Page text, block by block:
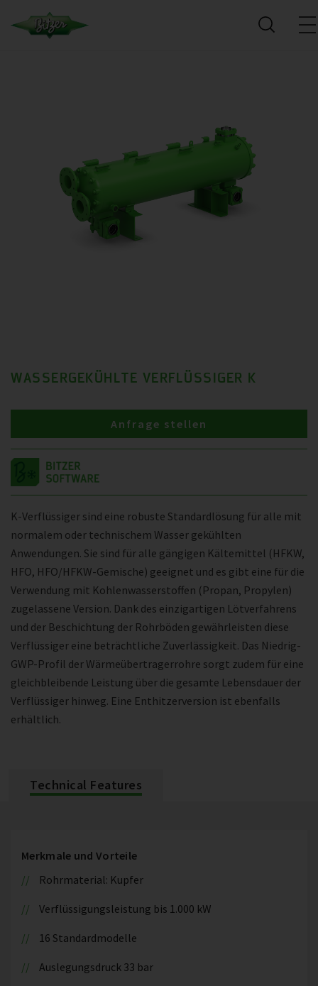
WASSERGEKÜHLTE VERFLÜSSIGER K
K-Verflüssiger sind eine robuste Standardlösung für alle mit
normalem oder technischem Wasser gekühlten
Anwendungen. Sie sind für alle gängigen Kältemittel (HFKW,
HFO, HFO/HFKW-Gemische) geeignet und es gibt eine für die
Verwendung mit Kohlenwasserstoffen (Propan, Propylen)
zugelassene Version. Dank des einzigartigen Lötverfahrens
und der Beschichtung der Rohrböden gewährleisten diese
Verflüssiger eine beträchtliche Zuverlässigkeit. Das Niedrig-
GWP-Profil der Wärmeübertragerrohre sorgt zudem für eine
gleichbleibende Leistung über die gesamte Lebensdauer der
Verflüssiger hinweg. Eine Enthitzerversion ist ebenfalls
erhältlich.
Anfrage stellen
Technical Features
Merkmale und Vorteile
Rohrmaterial: Kupfer
Verflüssigungsleistung bis 1.000 kW
16 Standardmodelle
Auslegungsdruck 33 bar